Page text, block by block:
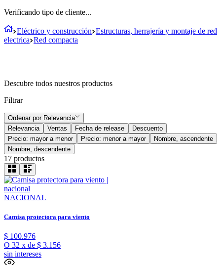
Verificando tipo de cliente...
Eléctrico y construcción Estructuras, herrajería y montaje de red
electrica Red compacta
Descubre todos nuestros productos
Filtrar
Ordenar por Relevancia
Relevancia
Ventas Fecha de release
Descuento
Precio: mayor a menor
Precio: menor a mayor
Nombre, ascendente
Nombre, descendente
17 productos
NACIONAL
Camisa protectora para viento
$ 100.976
O 32 x de $ 3.156
sin intereses